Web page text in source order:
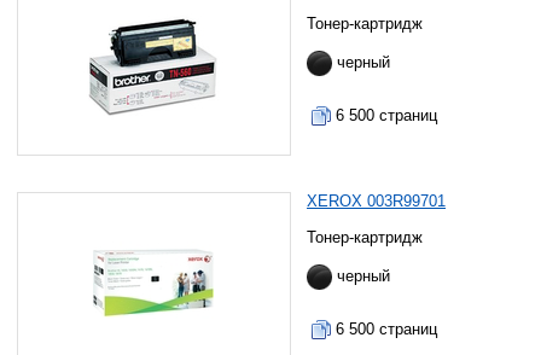
Тонер-картридж
черный
6 500 страниц
XEROX 003R99701
Тонер-картридж
черный
6 500 страниц